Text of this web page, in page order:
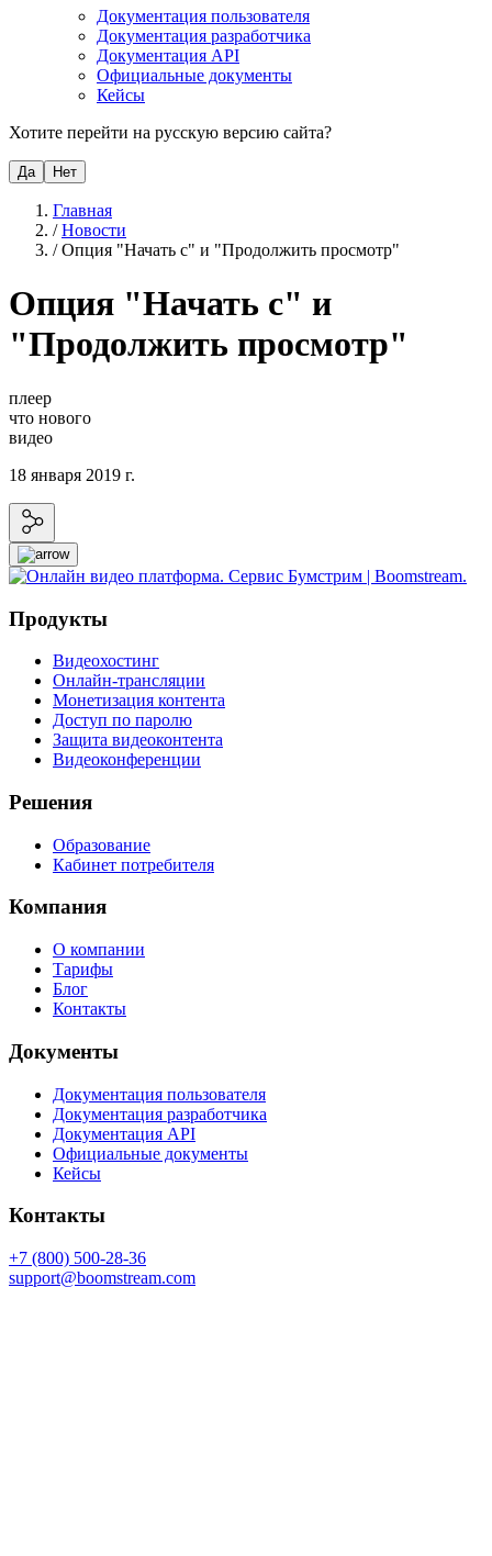
Документация пользователя
Документация разработчика
Документация API
Официальные документы
Кейсы
Хотите перейти на русскую версию сайта?
Да Нет
Главная
/Новости
/Опция "Начать с" и "Продолжить просмотр"
Опция "Начать с" и
"Продолжить просмотр"
плеер
что нового
видео
18 января 2019 г.
Продукты
Видеохостинг
Онлайн-трансляции
Монетизация контента
Доступ по паролю
Защита видеоконтента
Видеоконференции
Решения
Образование
Кабинет потребителя
Компания
О компании
Тарифы
Блог
Контакты
Документы
Документация пользователя
Документация разработчика
Документация API
Официальные документы
Кейсы
Контакты
+7 (800) 500-28-36
support@boomstream.com